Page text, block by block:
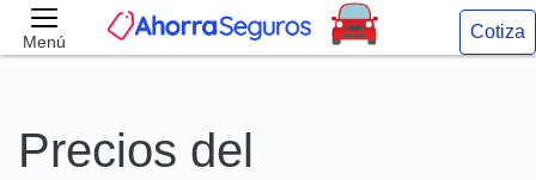
Menú Cotiza
Precios del